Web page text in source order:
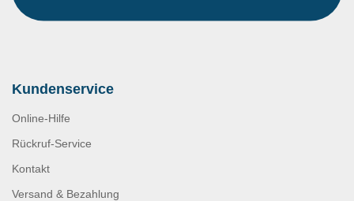
Kundenservice
Online-Hilfe
Rückruf-Service
Kontakt
Versand & Bezahlung